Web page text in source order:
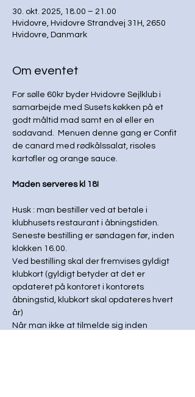
30. okt. 2025, 18.00 – 21.00
Hvidovre, Hvidovre Strandvej 31H, 2650
Hvidovre, Danmark
Om eventet
For sølle 60kr byder Hvidovre Sejlklub i
samarbejde med Susets køkken på et
godt måltid mad samt en øl eller en
sodavand.  Menuen denne gang er Confit
de canard med rødkålssalat, risoles
kartofler og orange sauce.
Maden serveres kl 18!
Husk : man bestiller ved at betale i
klubhusets restaurant i åbningstiden.
Seneste bestilling er søndagen før, inden
klokken 16.00.
Ved bestilling skal der fremvises gyldigt
klubkort (gyldigt betyder at det er
opdateret på kontoret i kontorets
åbningstid, klubkort skal opdateres hvert
år)
Når man ikke at tilmelde sig inden